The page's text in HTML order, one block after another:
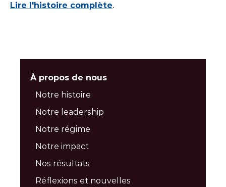
Lire l'histoire complète.
À propos de nous
Notre histoire
Notre leadership
Notre régime
Notre impact
Nos résultats
Réflexions et nouvelles